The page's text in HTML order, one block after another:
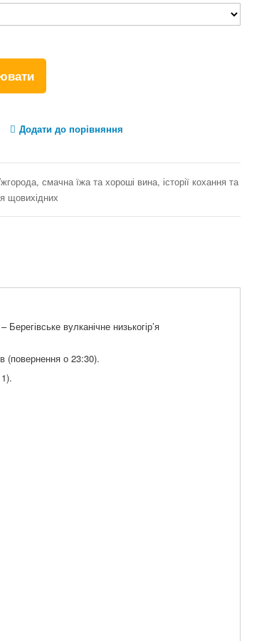
Додати до порівняння
смачна їжа та хороші вина, історії кохання та
щовихідних
вулканічне низькогір’я
(повернення о 23:30).